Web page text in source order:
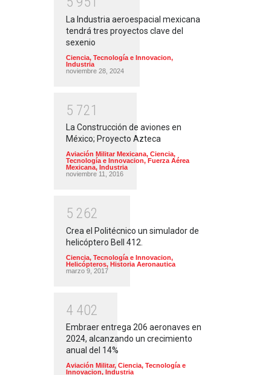
La Industria aeroespacial mexicana
tendrá tres proyectos clave del
sexenio
Ciencia, Tecnología e Innovacion,
Industria
noviembre 28, 2024
5 721
La Construcción de aviones en
México; Proyecto Azteca
Aviación Militar Mexicana, Ciencia,
Tecnología e Innovacion, Fuerza Aérea
Mexicana, Industria
noviembre 11, 2016
5 262
Crea el Politécnico un simulador de
helicóptero Bell 412.
Ciencia, Tecnología e Innovacion,
Helicópteros, Historia Aeronautica
marzo 9, 2017
4 402
Embraer entrega 206 aeronaves en
2024, alcanzando un crecimiento
anual del 14%
Aviación Militar, Ciencia, Tecnología e
Innovacion, Industria